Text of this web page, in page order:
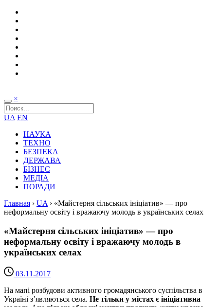
×
UA EN
НАУКА
ТЕХНО
БЕЗПЕКА
ДЕРЖАВА
БІЗНЕС
МЕДІА
ПОРАДИ
Главная › UA › «Майстерня сільських ініціатив» — про
неформальну освіту і вражаючу молодь в українських селах
«Майстерня сільських ініціатив» — про
неформальну освіту і вражаючу молодь в
українських селах
03.11.2017
На мапі розбудови активного громадянського суспільства в
Україні з’являються села. Не тільки у містах є ініціативна